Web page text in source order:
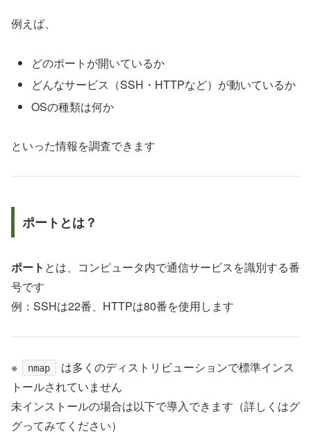
例えば、
どのポートが開いているか
どんなサービス（SSH・HTTPなど）が動いているか
OSの種類は何か
といった情報を調査できます
ポートとは？
ポート とは、コンピュータ内で通信サービスを識別する番
号です
例：SSHは22番、HTTPは80番を使用します
※ nmap
は多くのディストリビューションで標準インス
トールされていません
未インストールの場合は以下で導入できます（詳しくはグ
グってみてください）